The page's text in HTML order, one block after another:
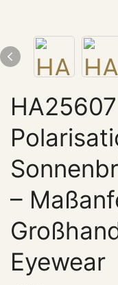
–
Eyewear